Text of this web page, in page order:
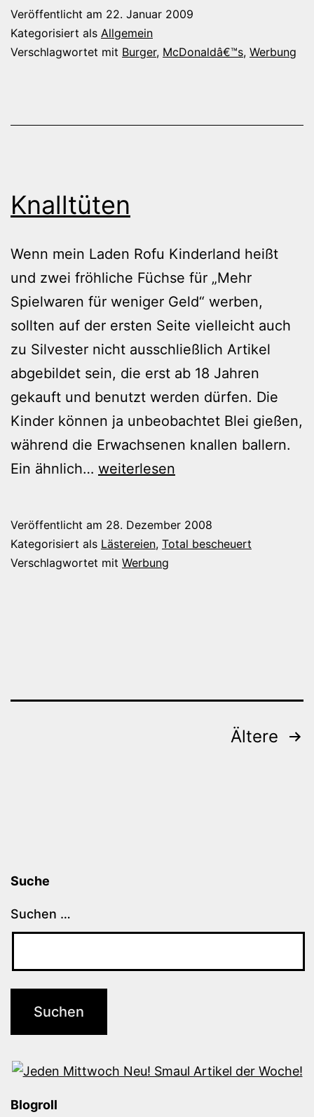
Veröffentlicht am 22. Januar 2009
Kategorisiert als Allgemein
Verschlagwortet mit Burger, McDonaldâ€™s, Werbung
Knalltüten
Wenn mein Laden Rofu Kinderland heißt
und zwei fröhliche Füchse für „Mehr
Spielwaren für weniger Geld“ werben,
sollten auf der ersten Seite vielleicht auch
zu Silvester nicht ausschließlich Artikel
abgebildet sein, die erst ab 18 Jahren
gekauft und benutzt werden dürfen. Die
Kinder können ja unbeobachtet Blei gießen,
während die Erwachsenen knallen ballern.
Ein ähnlich… Knalltüten
weiterlesen
Veröffentlicht am 28. Dezember 2008
Kategorisiert als Lästereien, Total bescheuert
Verschlagwortet mit Werbung
Ältere
Suche
Suchen …
Blogroll